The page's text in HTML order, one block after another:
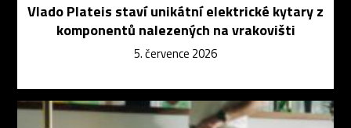
Vlado Plateis staví unikátní elektrické kytary z
komponentů nalezených na vrakovišti
5. července 2026